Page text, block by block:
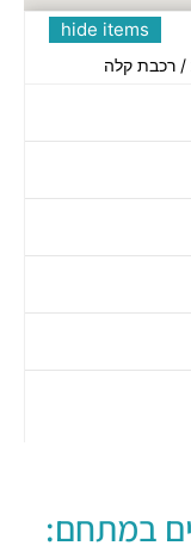
hide items
/ רכבת קלה
במתחם: